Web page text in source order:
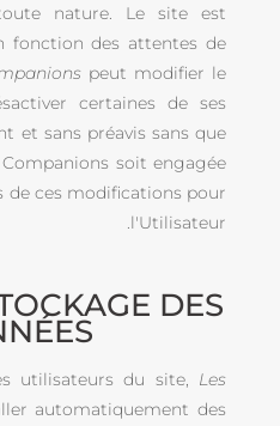
nature. Le site est
fonction des attentes de
peut modifier le
certaines de ses
et sans préavis sans que
Companions soit engagée
de ces modifications pour
l'Utilisateur.
DES
utilisateurs du site, Les
automatiquement des